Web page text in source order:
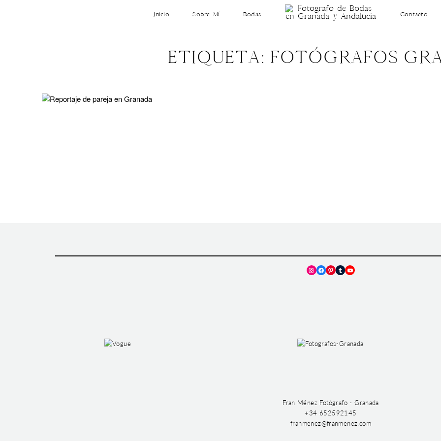
Inicio Sobre Mí Bodas Contacto
ETIQUETA: FOTÓGRAFOS
Instagram
Facebook
Pinterest
TumblrYouTube
Fran Ménez Fotógrafo - Granada
+34 652592145
franmenez@franmenez.com